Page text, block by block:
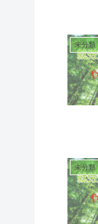
未分類
未分類